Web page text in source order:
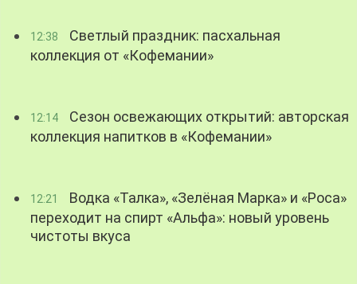
12:38
Светлый праздник: пасхальная
коллекция от «Кофемании»
12:14
Сезон освежающих открытий: авторская
коллекция напитков в «Кофемании»
12:21
Водка «Талка», «Зелёная Марка» и «Роса»
переходит на спирт «Альфа»: новый уровень
чистоты вкуса